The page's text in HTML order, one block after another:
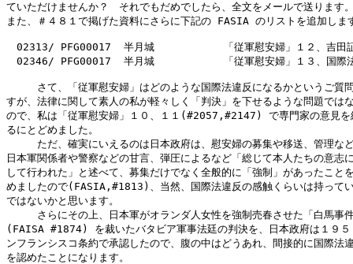
ていただけませんか？　それでもだめでしたら、全文をメールで送ります
また、＃４８１で掲げた資料にさらに下記の FASIA のリストを追加しま
02313/ PFG00017  半月城           「従軍慰安婦」１２、吉田
02346/ PFG00017  半月城           「従軍慰安婦」１３、国際
さて、「従軍慰安婦」はどのような国際法違反になるかというご質
すが、法律に関して素人の私が軽々しく「判決」を下せるような問題では
ので、私は「従軍慰安婦」１０、１１(#2057,#2147) で専門家の意見を
るにとどめました。
ただ、確実にいえるのは日本政府は、慰安婦の募集や移送、管理な
日本軍関係者や警察などの甘言、弾圧によるなど「総じて本人たちの意志
して行われた」と述べて、募集だけでなく全般的に「強制」があったこと
めましたので(FASIA,#1813)、当然、国際法違反の感触くらいは持って
ではないかと思います。
さらにその上、日本軍がオランダ人女性を強制売春させた「白馬事
(FAISA #1874) を裁いたバタビア軍事法廷の判決を、日本政府は１９５
ンフランシスコ条約で承認したので、腹の中はどうあれ、間接的に国際法
を認めたことになります。